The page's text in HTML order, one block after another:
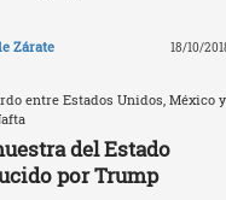
Zárate 18/10/
entre Estados Unidos, México y
del Estado
por Trump